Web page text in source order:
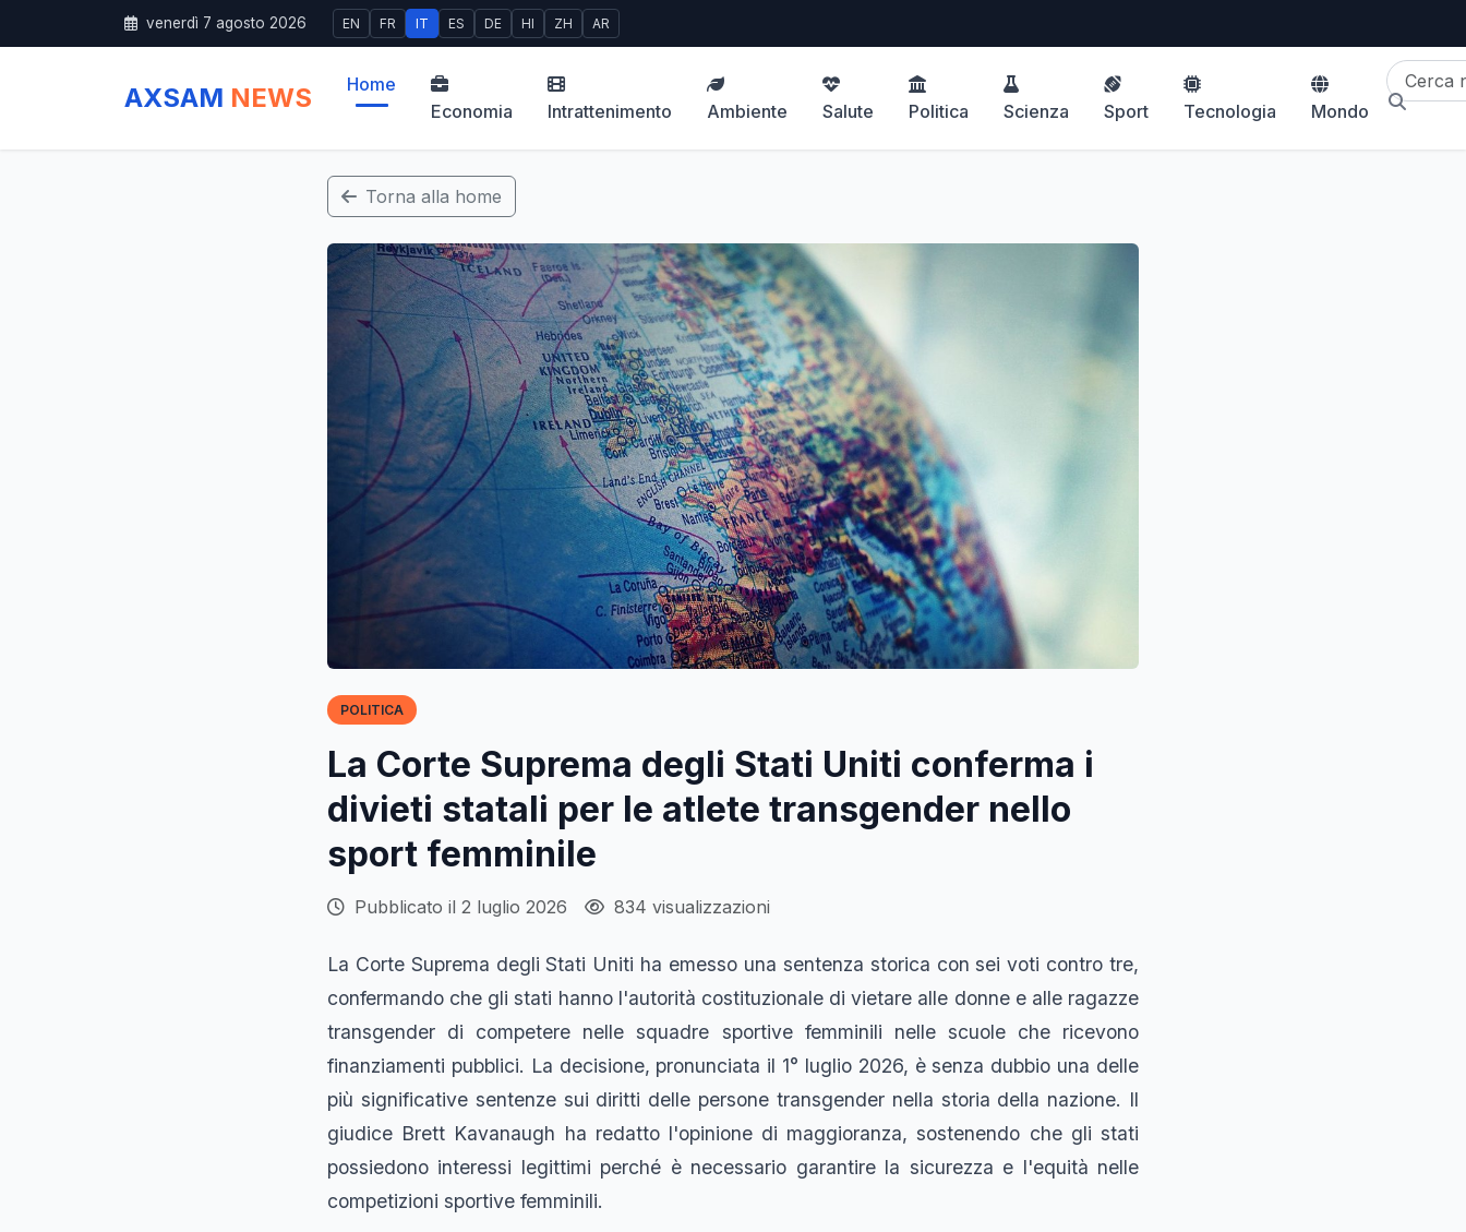
venerdì 7 agosto 2026 EN FR IT ES DE HI ZH AR
AXSAM NEWS
Home
Economia
Intrattenimento Ambiente Salute Politica Scienza Sport Tecnologia Mondo
Torna alla home
POLITICA
La Corte Suprema degli Stati Uniti conferma i
divieti statali per le atlete transgender nello
sport femminile
Pubblicato il 2 luglio 2026 834 visualizzazioni
La Corte Suprema degli Stati Uniti ha emesso una sentenza storica con sei voti contro tre,
confermando che gli stati hanno l'autorità costituzionale di vietare alle donne e alle ragazze
transgender di competere nelle squadre sportive femminili nelle scuole che ricevono
finanziamenti pubblici. La decisione, pronunciata il 1° luglio 2026, è senza dubbio una delle
più significative sentenze sui diritti delle persone transgender nella storia della nazione. Il
giudice Brett Kavanaugh ha redatto l'opinione di maggioranza, sostenendo che gli stati
possiedono interessi legittimi perché è necessario garantire la sicurezza e l'equità nelle
competizioni sportive femminili.